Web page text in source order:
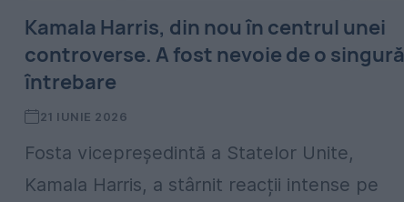
Kamala Harris, din nou în centrul unei
controverse. A fost nevoie de o singură
întrebare
21 IUNIE 2026
Fosta vicepreședintă a Statelor Unite,
Kamala Harris, a stârnit reacții intense pe